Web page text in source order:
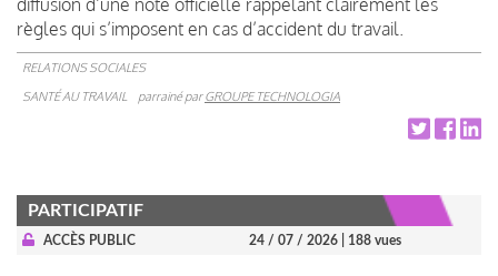
règles qui s’imposent en cas d’accident du travail.
RELATIONS SOCIALES
SANTÉ AU TRAVAIL
parrainé parGROUPE TECHNOLOGIA
PARTICIPATIF
ACCÈS PUBLIC 24 / 07 / 2026 | 188 vues